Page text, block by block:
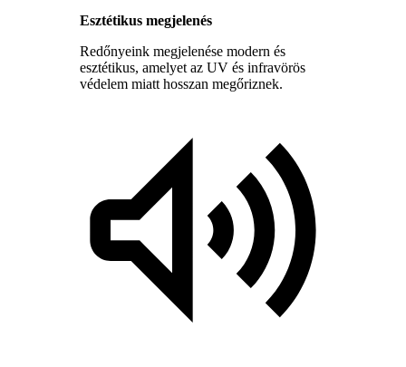
Esztétikus megjelenés
Redőnyeink megjelenése modern és
esztétikus, amelyet az UV és infravörös
védelem miatt hosszan megőriznek.